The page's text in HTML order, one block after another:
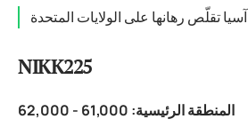
آسيا تقلّص رهانها على الولايات المتحدة
NIKK225
المنطقة الرئيسية: 61,000 - 62,000